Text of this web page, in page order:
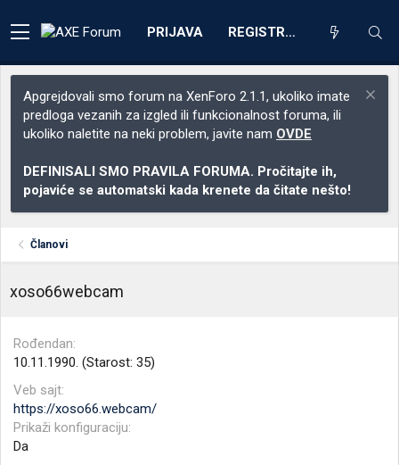
PRIJAVA REGISTRACIJA
Apgrejdovali smo forum na XenForo 2.1.1, ukoliko imate
predloga vezanih za izgled ili funkcionalnost foruma, ili
ukoliko naletite na neki problem, javite nam OVDE
DEFINISALI SMO PRAVILA FORUMA. Pročitajte ih,
pojaviće se automatski kada krenete da čitate nešto!
Članovi
xoso66webcam
Rođendan
10.11.1990. (Starost: 35)
Veb sajt
https://xoso66.webcam/
Prikaži konfiguraciju
Da